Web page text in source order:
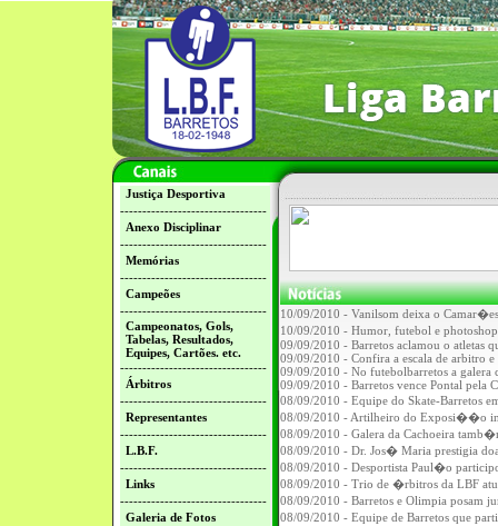
Justiça Desportiva
---------------------------------
Anexo Disciplinar
---------------------------------
Memórias
---------------------------------
Campeões
---------------------------------
Campeonatos, Gols,
Tabelas, Resultados,
Equipes, Cartões. etc.
---------------------------------
Árbitros
---------------------------------
Representantes
---------------------------------
L.B.F.
---------------------------------
Links
---------------------------------
Galeria de Fotos
10/09/2010 - Vanilsom deixa o
10/09/2010 - Humor, futebol e
09/09/2010 - Barretos aclamou o atletas
09/09/2010 - Confira a escala de arbitro
09/09/2010 - No futebolbarretos a
09/09/2010 - Barretos vence Pontal pela
08/09/2010 - Equipe do Skate-Barretos
08/09/2010 - Artilheiro do Exposi��o
08/09/2010 - Galera da Cachoeira
08/09/2010 - Dr. Jos� Maria prestigia
08/09/2010 - Desportista Paul�o
08/09/2010 - Trio de �rbitros da LBF
08/09/2010 - Barretos e Olimpia posam
08/09/2010 - Equipe de Barretos que